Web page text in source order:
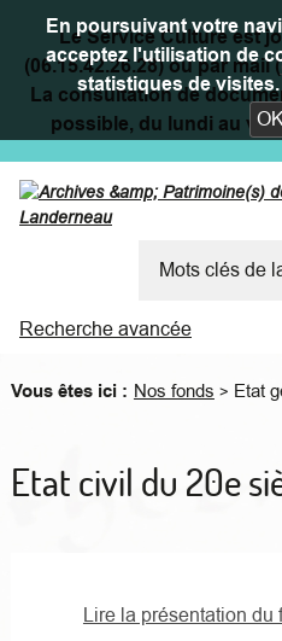
En poursuivant votre
acceptez l'utilisation de
statistiques de visites.
Le Service Culture est
(06.15.42.26.28) ou par mail (
La consultation de
possible, du lundi au
Recherche avancée
Vous êtes ici : Nos fonds > Etat
Etat civil du 20e
Lire la présentation du